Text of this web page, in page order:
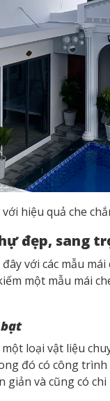
hiệu quả che
đẹp, sang
với các mẫu
một mẫu mái
loại vật liệu
đó có công
giản và cũng có